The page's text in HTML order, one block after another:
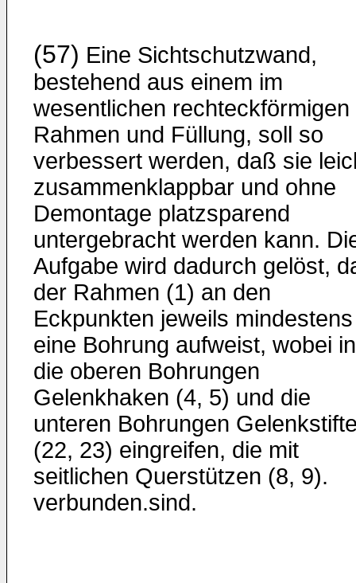
(57) Eine Sichtschutzwand,
bestehend aus einem im
wesentlichen rechteckförmigen
Rahmen und Füllung, soll so
verbessert werden, daß sie
zusammenklappbar und ohne
Demontage platzsparend
untergebracht werden kann.
Aufgabe wird dadurch gelöst,
der Rahmen (1) an den
Eckpunkten jeweils mindestens
eine Bohrung aufweist, wobei in
die oberen Bohrungen
Gelenkhaken (4, 5) und die
unteren Bohrungen
(22, 23) eingreifen, die mit
seitlichen Querstützen (8, 9).
verbunden.sind.